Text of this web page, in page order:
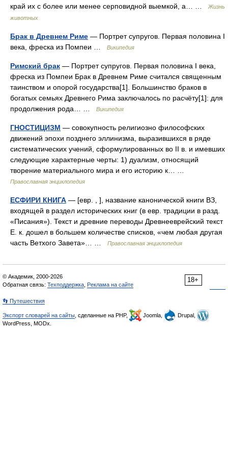
край их с более или менее серповидной выемкой, а… …
Жизнь
животных
Брак в Древнем Риме — Портрет супругов. Первая половина I
века, фреска из Помпеи …
Википедия
Римский брак — Портрет супругов. Первая половина I века,
фреска из Помпеи Брак в Древнем Риме считался священным
таинством и опорой государства[1]. Большинство браков в
богатых семьях Древнего Рима заключалось по расчёту[1]: для
продолжения рода… …
Википедия
ГНОСТИЦИЗМ — совокупность религиозно философских
движений эпохи позднего эллинизма, выразившихся в ряде
систематических учений, сформулированных во II в. и имевших
следующие характерные черты: 1) дуализм, относящий
творение материального мира и его историю к… …
Православная энциклопедия
ЕСФИРИ КНИГА — [евр. , ], название канонической книги ВЗ,
входящей в раздел исторических книг (в евр. традиции в разд.
«Писания»). Текст и древние переводы Древнееврейский текст
Е. к. дошел в большем количестве списков, «чем любая другая
часть Ветхого Завета»… …
Православная энциклопедия
18+
© Академик, 2000-2026
Обратная связь: Техподдержка Реклама на сайте
👣 Путешествия
Экспорт словарей на сайты , сделанные на PHP, Joomla,
Drupal,
WordPress, MODx.